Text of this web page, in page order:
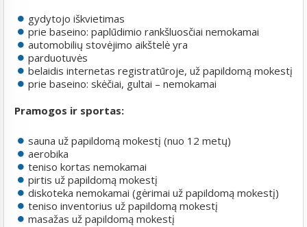
gydytojo iškvietimas
prie baseino: paplūdimio rankšluosčiai nemokamai
automobilių stovėjimo aikštelė yra
parduotuvės
belaidis internetas registratūroje, už papildomą mokestį
prie baseino: skėčiai, gultai – nemokamai
Pramogos ir sportas:
sauna už papildomą mokestį (nuo 12 metų)
aerobika
teniso kortas nemokamai
pirtis už papildomą mokestį
diskoteka nemokamai (gėrimai už papildomą mokestį)
teniso inventorius už papildomą mokestį
masažas už papildomą mokestį